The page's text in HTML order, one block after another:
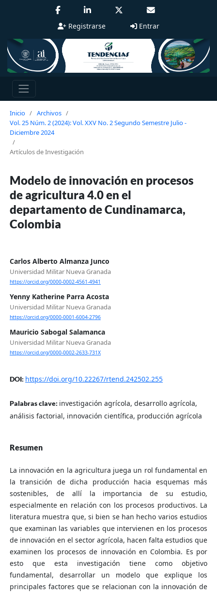
Registrarse Entrar
Inicio / Archivos /
Vol. 25 Núm. 2 (2024): Vol. XXV No. 2 Segundo Semestre Julio -
Diciembre 2024
/
Artículos de Investigación
Modelo de innovación en procesos
de agricultura 4.0 en el
departamento de Cundinamarca,
Colombia
Carlos Alberto Almanza Junco
Universidad Militar Nueva Granada
https://orcid.org/0000-0002-4561-4941
Yenny Katherine Parra Acosta
Universidad Militar Nueva Granada
https://orcid.org/0000-0001-6004-2796
Mauricio Sabogal Salamanca
Universidad Militar Nueva Granada
https://orcid.org/0000-0002-2633-731X
DOI: https://doi.org/10.22267/rtend.242502.255
Palabras clave: investigación agrícola, desarrollo agrícola,
análisis factorial, innovación científica, producción agrícola
Resumen
La innovación en la agricultura juega un rol fundamental en
la transición de dicha producción hacia esquemas más
sostenibles, de allí la importancia de su estudio,
especialmente en relación con los procesos productivos. La
literatura muestra que, si bien se han hecho varios estudios
que examinan las variables que intervienen en los procesos
de innovación en el sector agrícola, hacen falta estudios que
examinen los procesos de innovación en Colombia. Es por
esto que esta investigación tiene como objetivo
fundamental, desarrollar un modelo que explique los
principales factores que se relacionan con la innovación de